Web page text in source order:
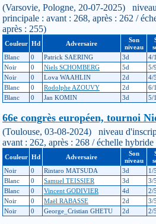
(Varsovie, Pologne, 20-07-2025)
principale : avant : 268, après : 262 /
après : 255)
Couleur Hd Adversaire
Son
niveau
Blanc
0 Patrick SAERING 3d 4/
Noir
0 Niels SCHOMBERG 5d 5/9
Noir
0 Lova WAAHLIN 2d 4/5
Blanc
0 Rodolphe AZOUVY 2d 6/
Blanc
0 Jan KOMIN 3d 5/
66e congrès européen, tournoi
(Toulouse, 03-08-2024) niveau
avant : 262, après : 268 / échelle
Couleur Hd Adversaire
Son
niveau
Noir
0 Rintaro MATSUDA 3d 1/5
Blanc
0 Samuel TEISSIER 3d 3/5
Blanc
0 Vincent GODIVIER 4d 2/5
Noir
0 Maël RABASSE 2d 3/5
Noir
0 George_Cristian GHETU 2d 2/5